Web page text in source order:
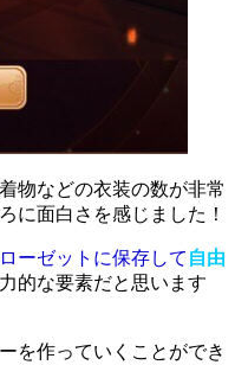
物などの衣装の数が非常
に面白さを感じました！
ーゼットに保存して 自由
的な要素だと思います
を作っていくことができ